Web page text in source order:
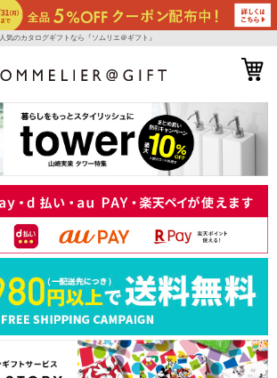
人気のカタログギフトなら『ソムリエ＠ギフト』